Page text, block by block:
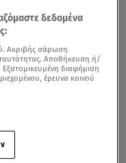
δεδομένα
Ακριβής σάρωση
Αποθήκευση ή/
διαφήμιση
έρευνα κοινού